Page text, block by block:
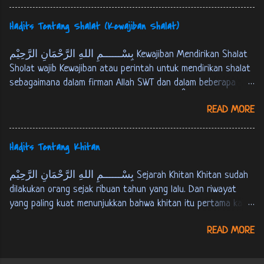
سَبِيْلاً. الاسراء:32 Dan janganlah kamu mendekati zina ,
sesungguhnya zina itu adalah suatu perbuatan yang keji, dan
suatu jalan yang buruk. [ QS. Al-Israa’ : 32 ] اَلزَّانِيَةُ وَ الزَّانِيْ
فَاجْلِدُوْا كُلَّ وَاحِدٍ مّنْهُمَا مِائَةَ جَلْدَةٍ وَّ لاَ تَأْخُذْكُمْ بِهِمَا رَأْفَةٌ
فِيْ دِيْنِ اللهِ اِنْ كُنْتُمْ تُؤْمِنُوْنَ بِاللهِ وَ اْليَوْمِ اْلاخِرِ، وَ لْيَشْهَدْ
عَذَابَهُمَا طَآئِفَةٌ مّنَ اْلمُؤْمِنِيْنَ. اَلزَّانِيْ لاَ يَنْكِحُ اِلاَّ زَانِيَةً اَوْ
مُشْرِكَةً وَّ الزَّانِيَةُ لاَ يَنْكِحُهَآ اِلاَّ زَانٍ اَوْ مُشْرِكٌ، وَحُرّمَ ذلِكَ
Hadits Tentang Shalat (Kewajiban Shalat)
بِسْــــــمِ اللهِ الرَّحْمَانِ الرَّحِيْم Kewajiban Mendirikan Shalat
Sholat wajib Kewajiban atau perintah untuk mendirikan shalat
sebagaimana dalam firman Allah SWT dan dalam beberapa
14] فَاَقِيْمُوا الصَّلوةَ، اِنَّ الصَّلوةَ كَانَتْ عَلَى اْلمُؤْمِنِيْنَ كِتَابًا
مَوْقُوْتًا. النساء: 103 M aka dirikanlah shalat, sesungguhnya
shalat itu adalah kewajiban yang telah ditentukan waktunya
atas orang-orang yang beriman. [QS. An-Nisaa' : 103] عَنْ عَبْدِ
اللهِ بْنِ عُمَرَ قَالَ: قَالَ رَسُوْلُ اللهِ ص: بُنِيَ اْلاِسْلاَمُ عَلَى
خَمْسٍ: شَهَادَةِ اَنْ لاَ اِلهَ اِلاَّ اللهُ وَ اَنَّ مُحَمَّدًا رَسُوْلُ اللهِ، وَ
اِقَامِ الصَّلاَةِ، وَ اِيْتَاءِ الزَّكَاةِ، وَ حَجّ اْلبَيْتِ وَ صَوْمِ رَمَضَانَ.
READ MORE
Hadits Tentang Khitan
بِسْــــــمِ اللهِ الرَّحْمَانِ الرَّحِيْم Sejarah Khitan Khitan sudah
dilakukan orang sejak ribuan tahun yang lalu. Dan riwayat
yang paling kuat menunjukkan bahwa khitan itu pertama kali
عَنْ اَبِي هُرَيْرَةَ اَنَّ رَسُوْلَ اللهِ ص قَالَ: اخْتَتَنَ اِبْرَاهِيْمُ عَلَيْهِ
READ MORE